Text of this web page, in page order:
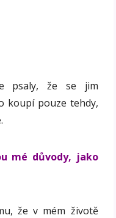
psaly, že se jim
koupí pouze tehdy,
mé důvody, jako
že v mém životě